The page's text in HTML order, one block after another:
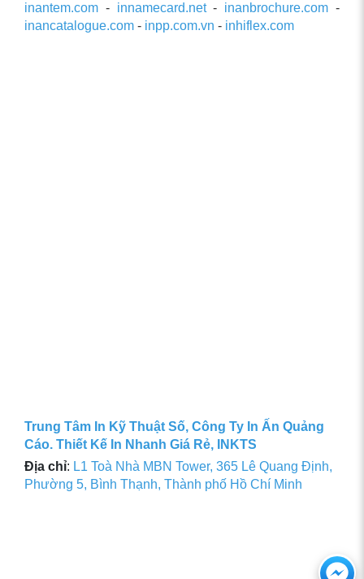
inantem.com - innamecard.net- inanbrochure.com -
inancatalogue.com - inpp.com.vn - inhiflex.com
Trung Tâm In Kỹ Thuật Số, Công Ty In Ấn Quảng
Cáo. Thiết Kế In Nhanh Giá Rẻ, INKTS
Địa chỉ: L1 Toà Nhà MBN Tower, 365 Lê Quang Định,
Phường 5, Bình Thạnh, Thành phố Hồ Chí Minh